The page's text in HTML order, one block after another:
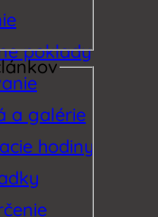
poklady
a galérie
hodiny